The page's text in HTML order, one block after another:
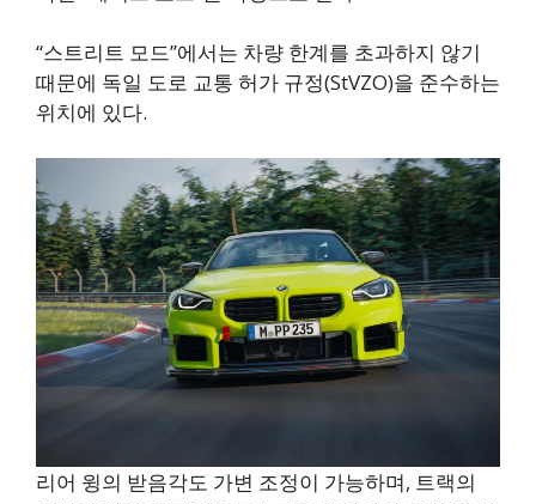
“스트리트 모드”에서는 차량 한계를 초과하지 않기
때문에 독일 도로 교통 허가 규정(StVZO)을 준수하는
위치에 있다.
리어 윙의 받음각도 가변 조정이 가능하며, 트랙의